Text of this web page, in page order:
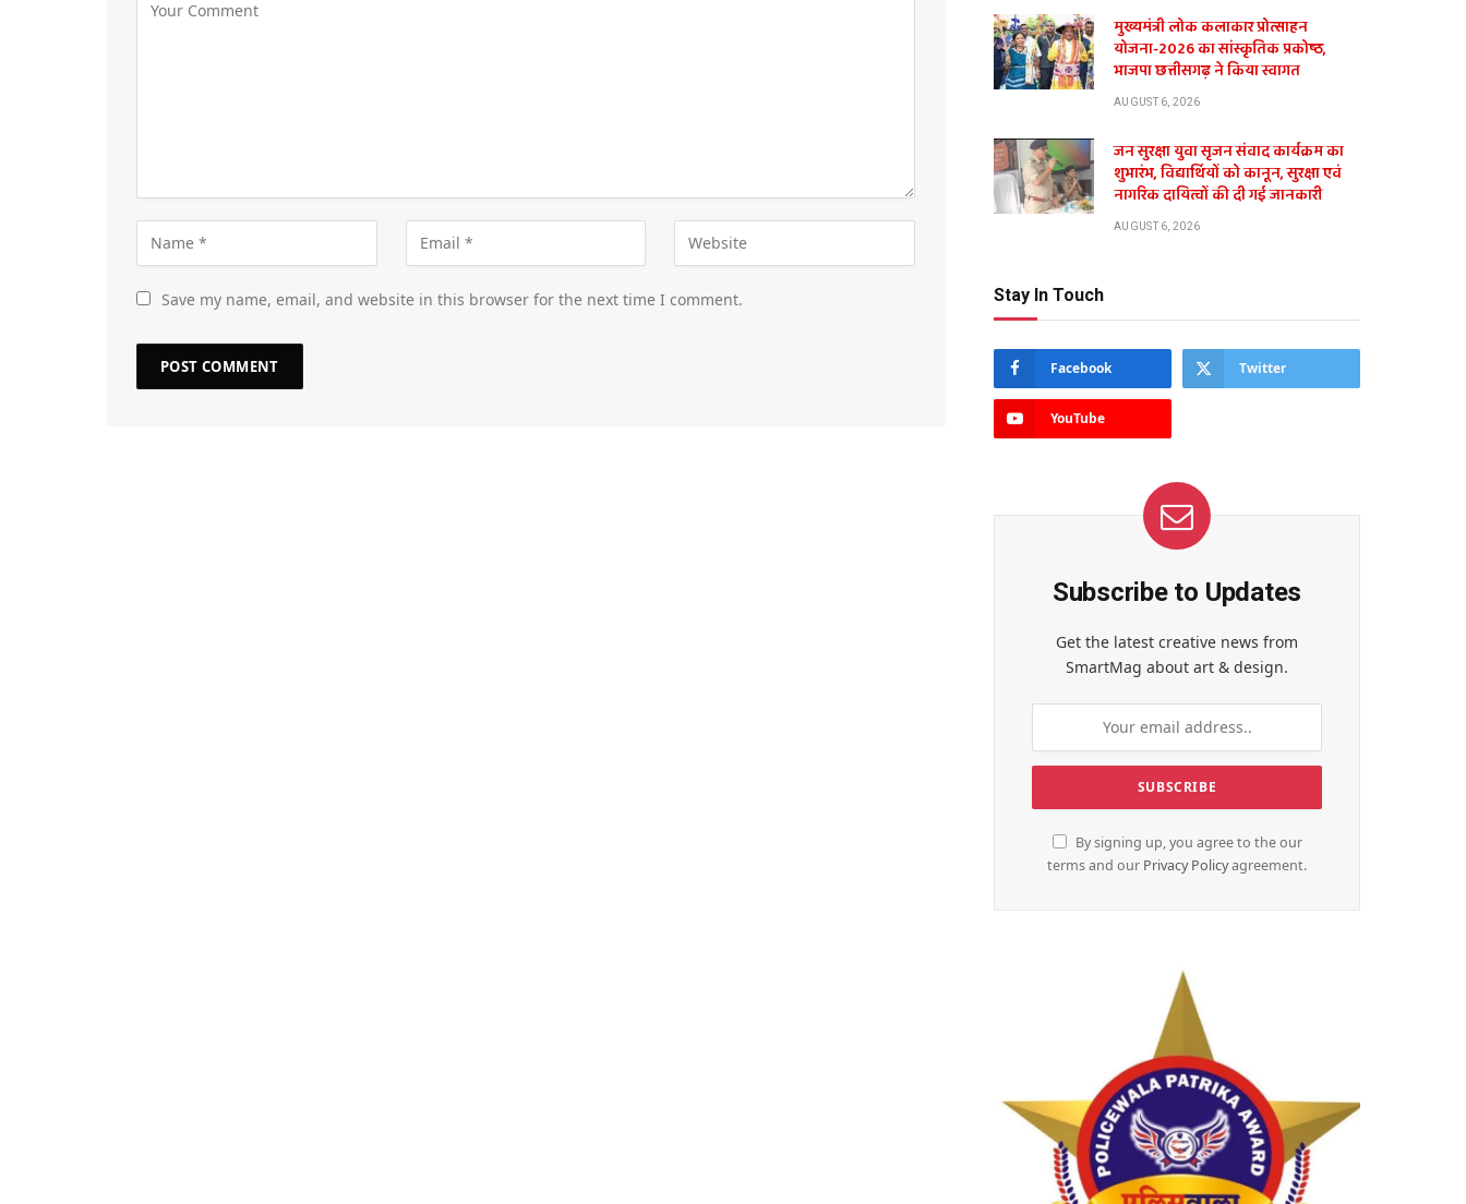
Save my name, email, and website in this browser for the next time I comment.
मुख्यमंत्री लोक कलाकार प्रोत्साहन
योजना-2026 का सांस्कृतिक प्रकोष्ठ,
भाजपा छत्तीसगढ़ ने किया स्वागत
AUGUST 6, 2026
जन सुरक्षा युवा सृजन संवाद कार्यक्रम का
शुभारंभ, विद्यार्थियों को कानून, सुरक्षा एवं
नागरिक दायित्वों की दी गई जानकारी
AUGUST 6, 2026
Stay In Touch
Facebook Twitter
YouTube
Subscribe to Updates
Get the latest creative news from
SmartMag about art & design.
By signing up, you agree to the our
terms and our Privacy Policyagreement.